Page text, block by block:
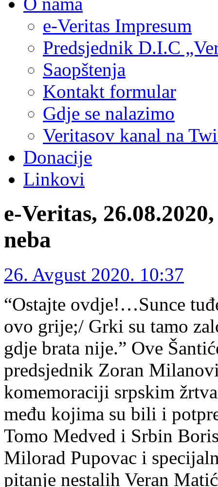
e-Veritas Impresum
Predsjednik D.I.C
Saopštenja
Kontakt formular
Gdje se nalazimo
Veritasov kanal na
Donacije
Linkovi
e-Veritas,
neba
26. Avgust 2020. 10:37
“Ostajte ovdje!…Sunce
ovo grije;/ Grki su tamo
gdje brata nije.” Ove
predsjednik Zoran
komemoraciji srpskim
među kojima su bili i
Tomo Medved i Srbin
Milorad Pupovac i
pitanje nestalih Veran